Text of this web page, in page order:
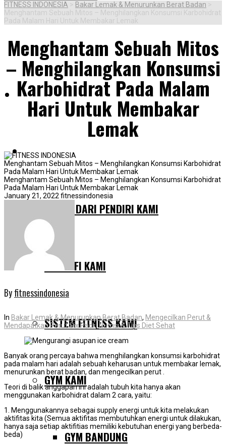
BERANDA
MENGAPA KAMI BERBEDA
SURAT DARI PENDIRI KAMI
FILOSOFI KAMI
SISTEM FITNESS KAMI
GYM KAMI
GYM BANDUNG
FITNESS INDONESIA > Bakar Lemak & Menurunkan Berat Badan >
Menghantam Sebuah Mitos – Menghilangkan Konsumsi Karbohidrat
Pada Malam Hari Untuk Membakar Lemak
Menghantam Sebuah Mitos
– Menghilangkan Konsumsi
Karbohidrat Pada Malam
Hari Untuk Membakar
Lemak
Menghantam Sebuah Mitos – Menghilangkan Konsumsi Karbohidrat
Pada Malam Hari Untuk Membakar Lemak
Menghantam Sebuah Mitos – Menghilangkan Konsumsi Karbohidrat
Pada Malam Hari Untuk Membakar Lemak
January 21, 2022 fitnessindonesia
Byfitnessindonesia
In Bakar Lemak & Menurunkan Berat Badan, Mengecilkan Perut &
Mendapatkan Perut Six Pack, Nutrisi & Tips Diet Sehat
Banyak orang percaya bahwa menghilangkan konsumsi karbohidrat
pada malam hari adalah sebuah keharusan untuk membakar lemak,
menurunkan berat badan, dan mengecilkan perut .
Teori di balik anggapan ini adalah tubuh kita hanya akan
menggunakan karbohidrat dalam 2 cara, yaitu:
1. Menggunakannya sebagai supply energi untuk kita melakukan
aktifitas kita (Semua aktifitas membutuhkan energi untuk dilakukan,
hanya saja setiap aktifitias memiliki kebutuhan energi yang berbeda-
beda)